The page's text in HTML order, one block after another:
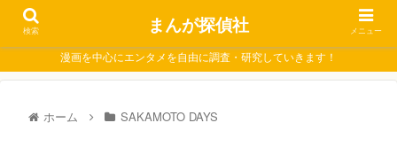
漫画を中心にエンタメを自由に調査・研究していきます！
ホーム SAKAMOTO DAYS
検索 まんが探偵社 メニュー